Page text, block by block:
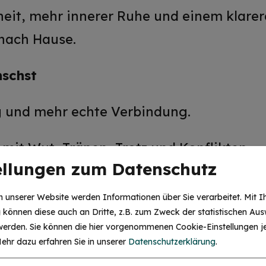
mehr innerer Ruhe und einem
Hause.
mehr echte Verbindung.
Wut, Tränen, Trotz und Konflikten.
nur für dein Kind passt, sondern auch
Drohen, Belohnen und ständigem
du liebevoll sein kannst, ohne alles
zum Datenschutz
unserer Website werden Informationen über Sie verarbeitet. Mit
können diese auch an Dritte, z.B. zum Zweck der statistischen
Sie können die hier vorgenommenen Cookie-Einstellungen
dazu erfahren Sie in unserer Datenschutzerklärung.